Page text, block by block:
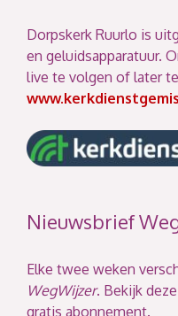
Dorpskerk Ruurlo is
en geluidsapparatuur.
live te volgen of later
Nieuwsbrief
Elke twee weken
WegWijzer. Bekijk
gratis abonnement.